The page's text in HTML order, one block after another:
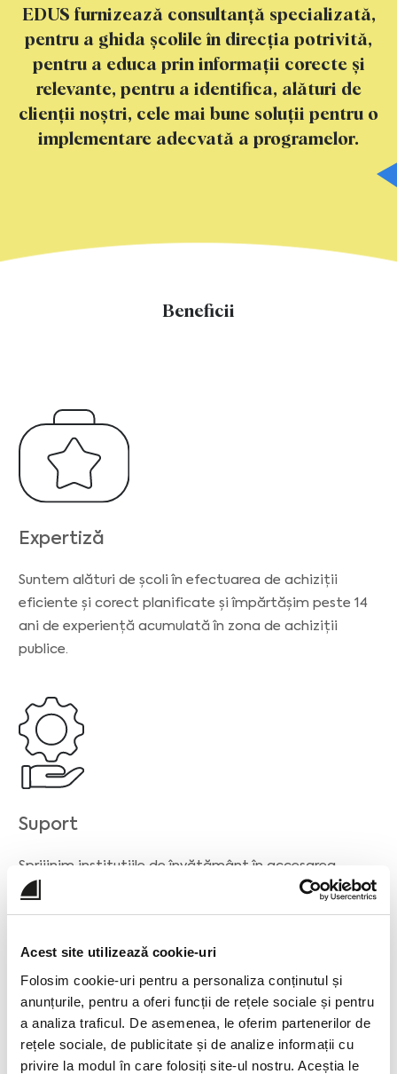
Acest site utilizează cookie-uri
Folosim cookie-uri pentru a personaliza conținutul și
anunțurile, pentru a oferi funcții de rețele sociale și pentru
a analiza traficul. De asemenea, le oferim partenerilor de
rețele sociale, de publicitate și de analize informații cu
privire la modul în care folosiți site-ul nostru. Aceștia le
EDUS furnizează consultanță specializată,
pentru a ghida școlile în direcția potrivită,
pentru a educa prininformații corecte și
relevante, pentru a identifica, alături de
clienții noștri, cele mai bune soluții pentru o
implementare adecvată a programelor.
Beneficii
Expertiză
Suntem alături de școli în efectuarea de achiziții
eficiente și corect planificate și împărtășim peste 14
ani de experiență acumulată în zona de achiziții
publice.
Suport
Sprijinim instituțiile de învățământ în accesarea
fondurilor europene și în parcurgerea tuturor etapelor
necesare.